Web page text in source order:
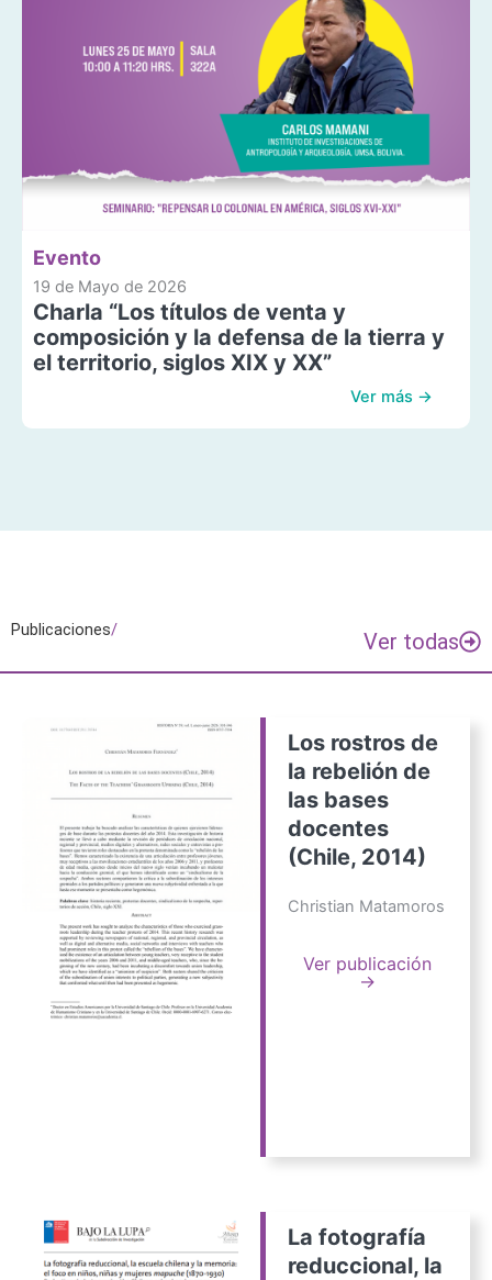
Evento
19 de Mayo de 2026
Charla “Los títulos de venta y
composición y la defensa de la tierra y
el territorio, siglos XIX y XX”
Ver más →
Publicaciones/ Ver todas
Los rostros de
la rebelión de
las bases
docentes
(Chile, 2014)
Christian Matamoros
Ver publicación
→
La fotografía
reduccional, la